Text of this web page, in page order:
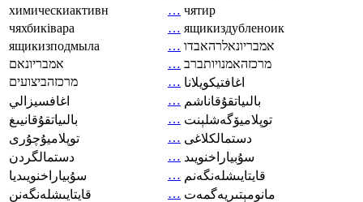
химическиактивн
… чятир
чяхбиківара
… ящикиздубленоик
ящикизподмыла
… אמבריונאלרהאבדו
אמבריונאם
… מרכזהאמנויותברב
מרכזהביצועים
… اغافتيكويلانا
اغافسيزالي
… بالىياتقۇقاناشم
بالىياتقۇقانيىغ
… توپلاميۆگەشلېنت
توپلاميۇچۇرى
… دستمالکلاغی
دستمالگردن
… سۇبياراخنويىد
سۇبياراخنويىديا
… قايتايىشلەنگەنم
قايتايىشلەنگەنن
… مانومېتىريەگمەت